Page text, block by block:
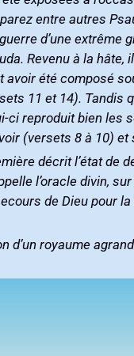
décrit l’état de
l’oracle divin‭,
‬de Dieu pour
d’un royaume